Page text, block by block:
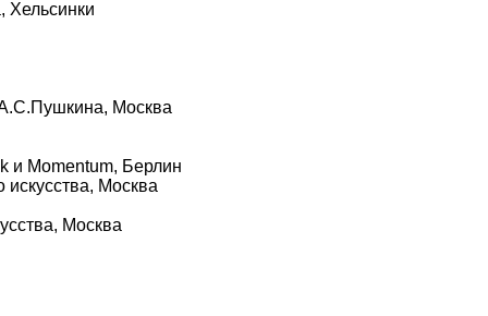
Хельсинки
Москва
и Momentum, Берлин
Москва
Москва